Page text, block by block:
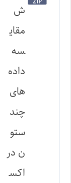
ش
مقای
سه
داده
های
چند
ستو
ن در
اکس